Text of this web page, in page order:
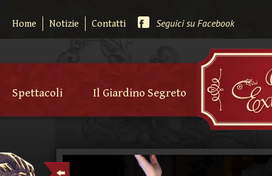
Home Notizie Contatti Seguici su Facebook
Spettacoli Il Giardino Segreto